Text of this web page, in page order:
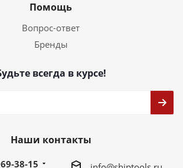
Помощь
Вопрос-ответ
Бренды
всегда в курсе!
Наши контакты
38-15